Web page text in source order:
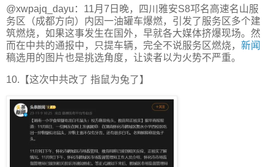
@xwpajq_dayu：11月7日晚，四川雅安S8邛名高速名山服
务区（成都方向）内因一油罐车爆燃，引发了服务区多个建
筑燃烧，如果这事发生在国外，早就各大媒体挤爆现场。然
而在中共的通报中，只提车辆，完全不说服务区燃烧， 新闻
稿选用的图片也是挑选角度，让读者以为火势不严重。
10.【这次中共改了 指鼠为兔了】